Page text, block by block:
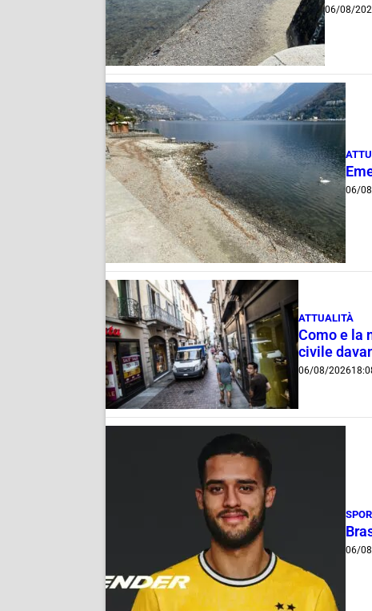
06/08/
06/
ATTUALITÀ
Como e la
civile
06/08/2026
06/